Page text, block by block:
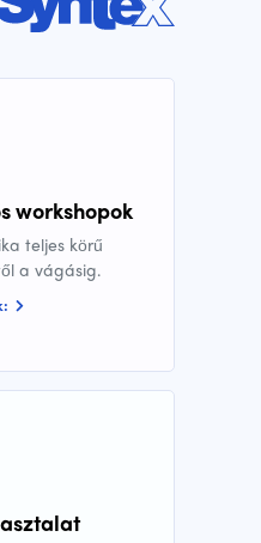
workshopok
teljes körű
a vágásig.